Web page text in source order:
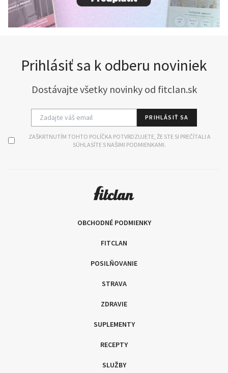
Prihlásiť sa k odberu noviniek
Dostávajte všetky novinky od fitclan.sk
PRIHLÁSIŤ SA
ZAŠKRTNUTÍM TOHTO POLÍČKA POTVRDZUJETE, ŽE STE SI PREČÍTALI A
SÚHLASÍTE S NAŠIMI PODMIENKAMI.
OBCHODNÉ PODMIENKY
FITCLAN
POSILŇOVANIE
STRAVA
ZDRAVIE
SUPLEMENTY
RECEPTY
SLUŽBY